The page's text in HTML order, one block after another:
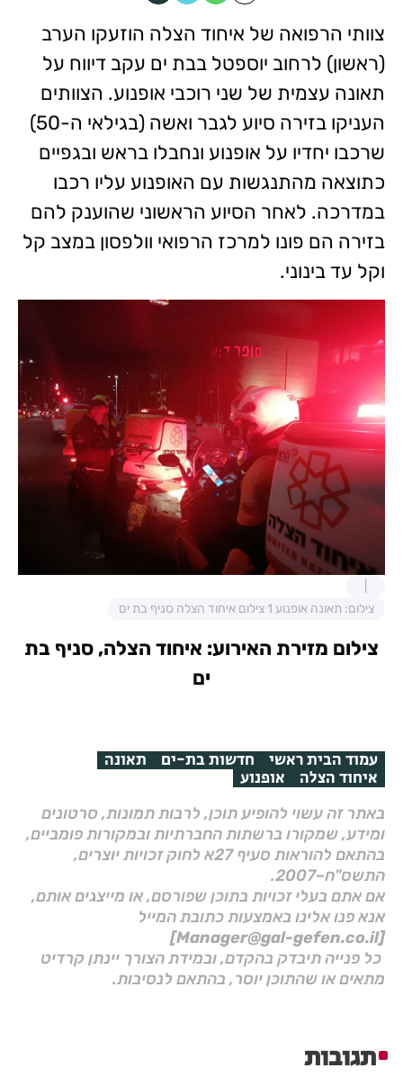
צוותי הרפואה של איחוד הצלה הוזעקו הערב
(ראשון) לרחוב יוספטל בבת ים עקב דיווח על
תאונה עצמית של שני רוכבי אופנוע. הצוותים
העניקו בזירה סיוע לגבר ואשה (בגילאי ה-50)
שרכבו יחדיו על אופנוע ונחבלו בראש ובגפיים
כתוצאה מהתנגשות עם האופנוע עליו רכבו
במדרכה. לאחר הסיוע הראשוני שהוענק להם
בזירה הם פונו למרכז הרפואי וולפסון במצב קל
וקל עד בינוני.
צילום: תאונה אופנוע 1 צילום איחוד הצלה סניף בת ים
צילום מזירת האירוע: איחוד הצלה, סניף בת
ים
עמוד הבית ראשי חדשות בת-ים תאונה
איחוד הצלה אופנוע
באתר זה עשוי להופיע תוכן, לרבות תמונות, סרטונים
ומידע, שמקורו ברשתות החברתיות ובמקורות פומביים,
בהתאם להוראות סעיף 27א לחוק זכויות יוצרים,
התשס"ח–2007.
אם אתם בעלי זכויות בתוכן שפורסם, או מייצגים אותם,
אנא פנו אלינו באמצעות כתובת המייל
[Manager@gal-gefen.co.il]
כל פנייה תיבדק בהקדם, ובמידת הצורך יינתן קרדיט
מתאים או שהתוכן יוסר, בהתאם לנסיבות.
תגובות